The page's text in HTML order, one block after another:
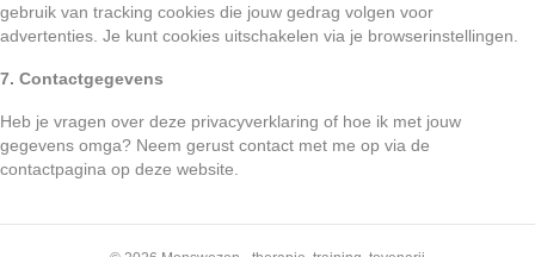
gebruik van tracking cookies die jouw gedrag volgen voor
advertenties. Je kunt cookies uitschakelen via je browserinstellingen.
7. Contactgegevens
Heb je vragen over deze privacyverklaring of hoe ik met jouw
gegevens omga? Neem gerust contact met me op via de
contactpagina op deze website.